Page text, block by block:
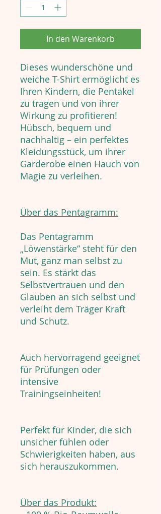
In den Warenkorb
Dieses wunderschöne und
weiche T-Shirt ermöglicht es
Ihren Kindern, die Pentakel
zu tragen und von ihrer
Wirkung zu profitieren!
Hübsch, bequem und
nachhaltig – ein perfektes
Kleidungsstück, um ihrer
Garderobe einen Hauch von
Magie zu verleihen.
Über das Pentagramm:
Das Pentagramm
„Löwenstärke“ steht für den
Mut, ganz man selbst zu
sein. Es stärkt das
Selbstvertrauen und den
Glauben an sich selbst und
verleiht dem Träger Kraft
und Schutz.
Auch hervorragend geeignet
für Prüfungen oder
intensive
Trainingseinheiten!
Perfekt für Kinder, die sich
unsicher fühlen oder
Schwierigkeiten haben, aus
sich herauszukommen.
Über das Produkt: